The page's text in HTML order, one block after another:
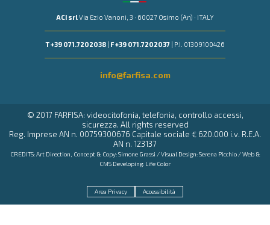
ACI srlVia Ezio Vanoni, 3 · 60027 Osimo (An) · ITALY
T +39 071.7202038| F +39 071.7202037| P.I. 01309100426
info@farfisa.com
© 2017 FARFISA: videocitofonia, telefonia, controllo accessi,
sicurezza. All rights reserved
Reg. Imprese AN n. 00759300676 Capitale sociale € 620.000 i.v. R.E.A.
AN n. 123137
CREDITS: Art Direction, Concept & Copy:Simone Grassi / Visual Design:Serena Picchio/ Web &
CMS Developing: Life Color
Area Privacy Accessibilità